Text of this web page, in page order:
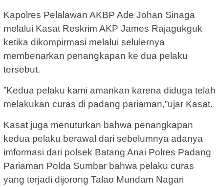
Kapolres Pelalawan AKBP Ade Johan Sinaga
melalui Kasat Reskrim AKP James Rajagukguk
ketika dikompirmasi melalui selulernya
membenarkan penangkapan ke dua pelaku
tersebut.
”Kedua pelaku kami amankan karena diduga telah
melakukan curas di padang pariaman,”ujar Kasat.
Kasat juga menuturkan bahwa penangkapan
kedua pelaku berawal dari sebelumnya adanya
imformasi dari polsek Batang Anai Polres Padang
Pariaman Polda Sumbar bahwa pelaku curas
yang terjadi dijorong Talao Mundam Nagari